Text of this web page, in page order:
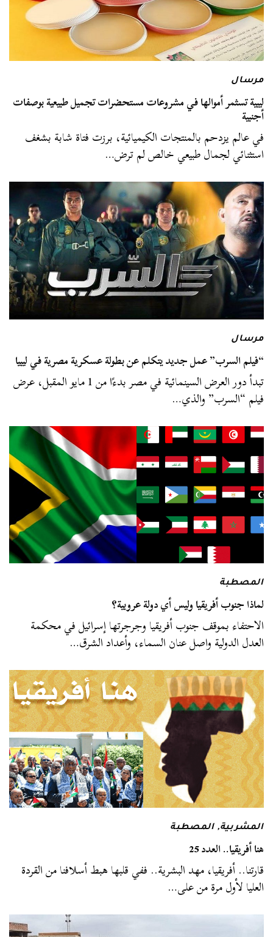
مرسال
ليبية تسثمر أموالها في مشروعات مستحضرات تجميل طبيعية بوصفات
أجنبية
في عالم يزدحم بالمنتجات الكيميائية، برزت فتاة شابة بشغف
استثنائي لجمال طبيعي خالص لم ترض…
مرسال
“فيلم السرب” عمل جديد يتكلم عن بطولة عسكرية مصرية في ليبيا
تبدأ دور العرض السينمائية في مصر بدءًا من 1 مايو المقبل، عرض
فيلم “السرب” والذي…
المصطبة
لماذا جنوب أفريقيا وليس أي دولة عروبية؟
الاحتفاء بموقف جنوب أفريقيا وجرجرتها إسرائيل في محكمة
العدل الدولية واصل عنان السماء، وأعداد الشرق…
المشربية,المصطبة
هنا أفريقيا.. العدد 25
قارتنا.. أفريقيا، مهد البشرية.. ففي قلبها هبط أسلافنا من القردة
العليا لأول مرة من على…